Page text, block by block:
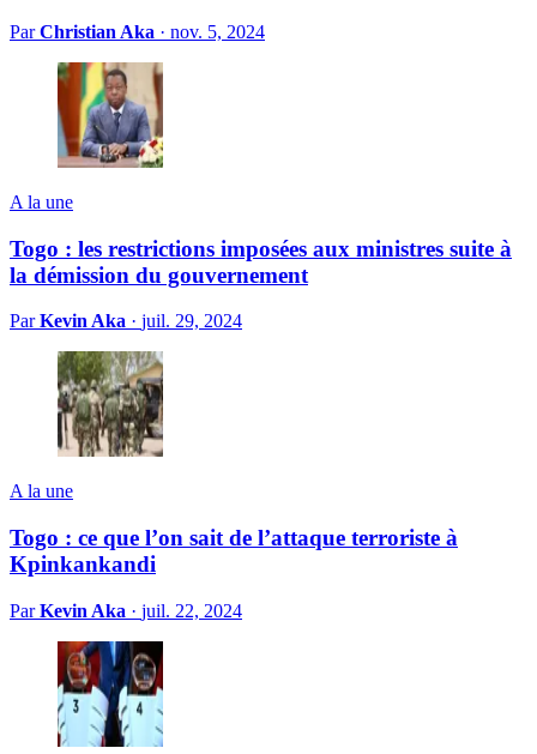
ParChristian Aka · nov. 5, 2024
A la une
Togo : les restrictions imposées aux ministres suite à
la démission du gouvernement
ParKevin Aka · juil. 29, 2024
A la une
Togo : ce que l’on sait de l’attaque terroriste à
Kpinkankandi
ParKevin Aka · juil. 22, 2024